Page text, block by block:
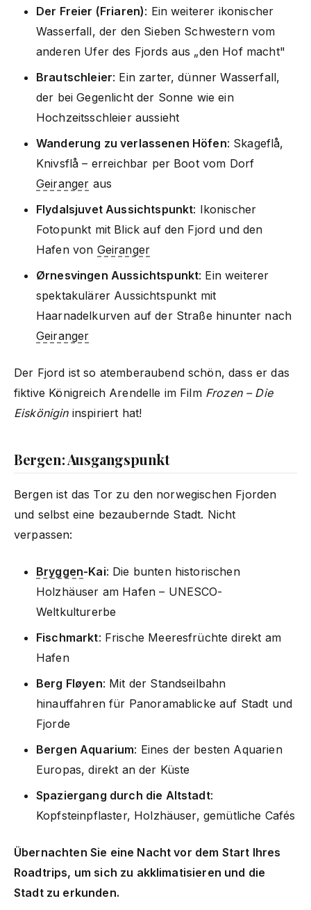
Der Freier (Friaren): Ein weiterer ikonischer
Wasserfall, der den Sieben Schwestern vom
anderen Ufer des Fjords aus „den Hof macht"
Brautschleier: Ein zarter, dünner Wasserfall,
der bei Gegenlicht der Sonne wie ein
Hochzeitsschleier aussieht
Wanderung zu verlassenen Höfen: Skageflå,
Knivsflå – erreichbar per Boot vom Dorf
Geiranger aus
Flydalsjuvet Aussichtspunkt: Ikonischer
Fotopunkt mit Blick auf den Fjord und den
Hafen von Geiranger
Ørnesvingen Aussichtspunkt: Ein weiterer
spektakulärer Aussichtspunkt mit
Haarnadelkurven auf der Straße hinunter nach
Geiranger
Der Fjord ist so atemberaubend schön, dass er das
fiktive Königreich Arendelle im Film Frozen – Die
Eiskönigininspiriert hat!
Bergen: Ausgangspunkt
Bergen ist das Tor zu den norwegischen Fjorden
und selbst eine bezaubernde Stadt. Nicht
verpassen:
Bryggen-Kai: Die bunten historischen
Holzhäuser am Hafen – UNESCO-
Weltkulturerbe
Fischmarkt: Frische Meeresfrüchte direkt am
Hafen
Berg Fløyen: Mit der Standseilbahn
hinauffahren für Panoramablicke auf Stadt und
Fjorde
Bergen Aquarium: Eines der besten Aquarien
Europas, direkt an der Küste
Spaziergang durch die Altstadt:
Kopfsteinpflaster, Holzhäuser, gemütliche Cafés
Übernachten Sie eine Nacht vor dem Start Ihres
Roadtrips, um sich zu akklimatisieren und die
Stadt zu erkunden.